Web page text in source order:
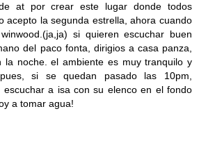
at por crear este lugar donde todos
acepto la segunda estrella, ahora cuando
si quieren escuchar buen
del paco fonta, dirigios a casa panza,
la noche. el ambiente es muy tranquilo y
si se quedan pasado las 10pm,
escuchar a isa con su elenco en el fondo
a tomar agua!